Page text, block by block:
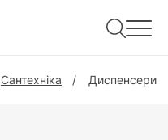
Сантехніка Диспенсери